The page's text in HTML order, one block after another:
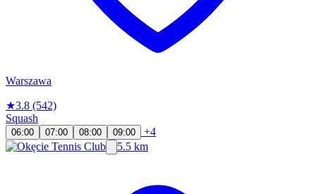
Warszawa
★3.8 (542)
Squash
06:00 07:00 08:00 09:00
+4
5.5 km